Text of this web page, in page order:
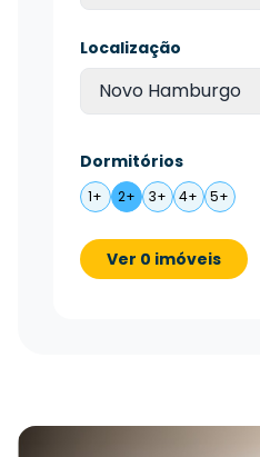
Localização
Novo Hamburgo
Dormitórios
1+ 2+ 3+ 4+ 5+
Ver 0 imóveis